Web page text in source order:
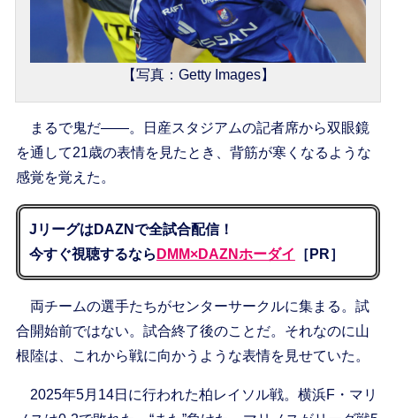
【写真：Getty Images】
まるで鬼だ――。日産スタジアムの記者席から双眼鏡
を通して21歳の表情を見たとき、背筋が寒くなるような
感覚を覚えた。
JリーグはDAZNで全試合配信！
今すぐ視聴するなら DMM×DAZNホーダイ ［PR］
両チームの選手たちがセンターサークルに集まる。試
合開始前ではない。試合終了後のことだ。それなのに山
根陸は、これから戦に向かうような表情を見せていた。
2025年5月14日に行われた柏レイソル戦。横浜F・マリ